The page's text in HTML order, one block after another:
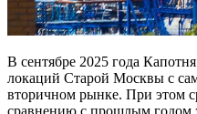
В сентябре 2025 года
локаций Старой Москвы с
вторичном рынке. При этом